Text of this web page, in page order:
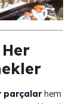
parçalarhem